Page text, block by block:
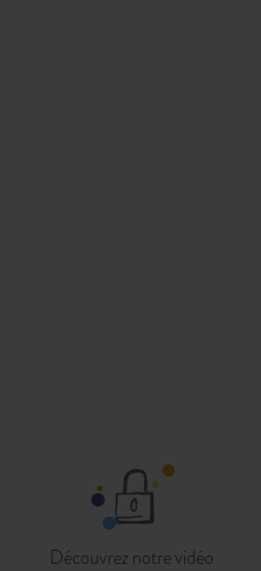
Découvrez notre vidéo